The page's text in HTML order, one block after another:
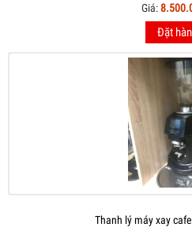
Giá:
Đặt
Thanh lý máy xay